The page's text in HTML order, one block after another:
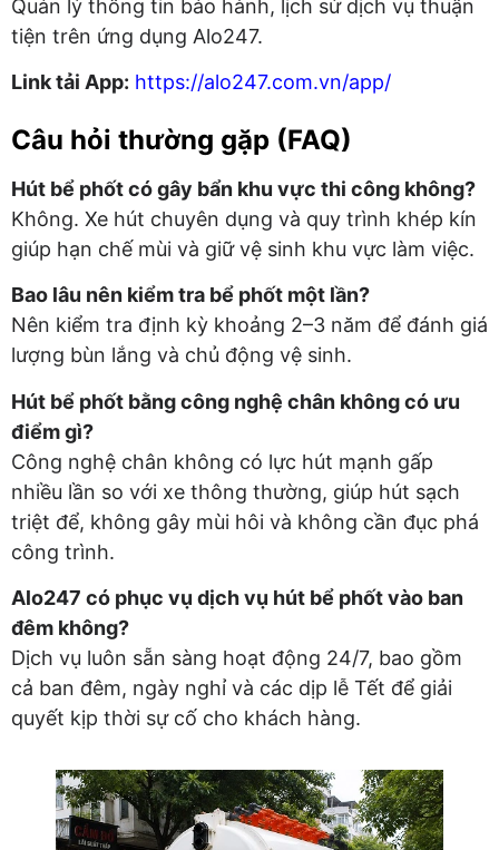
Quản lý thông tin bảo hành, lịch sử dịch vụ thuận
tiện trên ứng dụng Alo247.
Link tải App: https://alo247.com.vn/app/
Câu hỏi thường gặp (FAQ)
Hút bể phốt có gây bẩn khu vực thi công không?
Không. Xe hút chuyên dụng và quy trình khép kín
giúp hạn chế mùi và giữ vệ sinh khu vực làm việc.
Bao lâu nên kiểm tra bể phốt một lần?
Nên kiểm tra định kỳ khoảng 2–3 năm để đánh giá
lượng bùn lắng và chủ động vệ sinh.
Hút bể phốt bằng công nghệ chân không có ưu
điểm gì?
Công nghệ chân không có lực hút mạnh gấp
nhiều lần so với xe thông thường, giúp hút sạch
triệt để, không gây mùi hôi và không cần đục phá
công trình.
Alo247 có phục vụ dịch vụ hút bể phốt vào ban
đêm không?
Dịch vụ luôn sẵn sàng hoạt động 24/7, bao gồm
cả ban đêm, ngày nghỉ và các dịp lễ Tết để giải
quyết kịp thời sự cố cho khách hàng.